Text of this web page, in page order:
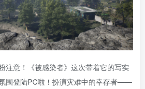
注意！《被感染者》这次带着它的写实
围登陆PC啦！扮演灾难中的幸存者——